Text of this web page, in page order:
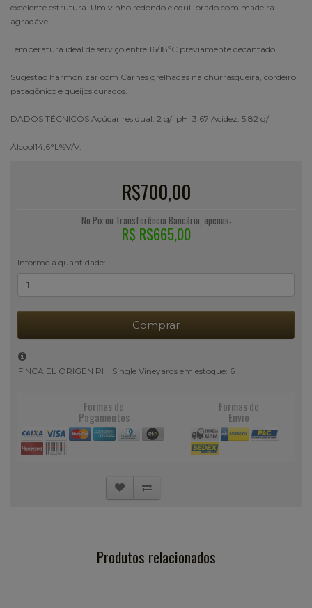
excelente estrutura. Um vinho redondo e equilibrado com madeira
agradável.
Temperatura ideal de serviço entre 16/18ºC previamente decantado
Sugestão harmonizar com Carnes grelhadas na churrasqueira, cordeiro
patagônico e queijos curados.
DADOS TÉCNICOS Açúcar residual: 2 g/l pH: 3,67 Acidez: 5,82 g/l
Álcool14,6°L%V/V:
R$700,00
No Pix ou Transferência Bancária, apenas:
R$ R$665,00
Informe a quantidade:
Comprar
FINCA EL ORIGEN PHI Single Vineyards em estoque: 6
Formas de
Pagamentos
Formas de
Envio
Produtos relacionados